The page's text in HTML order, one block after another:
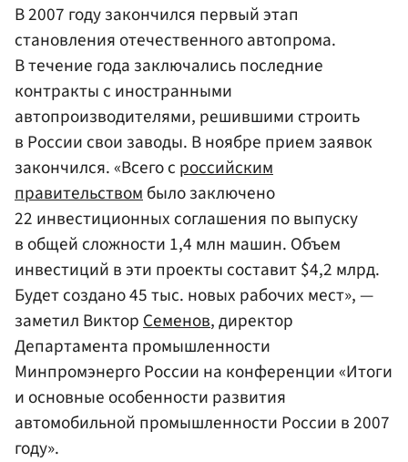
В 2007 году закончился первый этап
становления отечественного автопрома.
В течение года заключались последние
контракты с иностранными
автопроизводителями, решившими строить
в России свои заводы. В ноябре прием заявок
закончился. «Всего с российским
правительством было заключено
22 инвестиционных соглашения по выпуску
в общей сложности 1,4 млн машин. Объем
инвестиций в эти проекты составит $4,2 млрд.
Будет создано 45 тыс. новых рабочих мест», —
заметил Виктор Семенов, директор
Департамента промышленности
Минпромэнерго России на конференции «Итоги
и основные особенности развития
автомобильной промышленности России в 2007
году».